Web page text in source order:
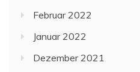
Februar 2022
Januar 2022
Dezember 2021